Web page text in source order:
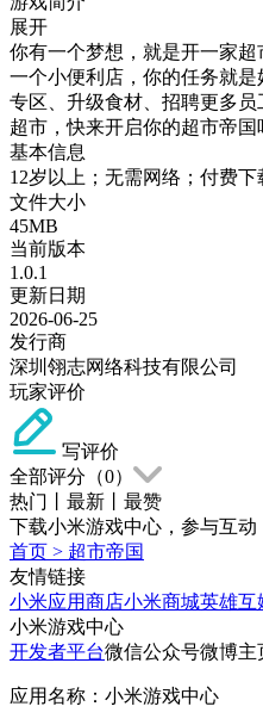
展开
你有一个梦想，就是开一家
一个小便利店，你的任务就
专区、升级食材、招聘更多
超市，快来开启你的超市帝国
基本信息
12岁以上；无需网络；付费下
文件大小
45MB
当前版本
1.0.1
更新日期
2026-06-25
发行商
深圳翎志网络科技有限公司
玩家评价
写评价
全部评分（0）
热门
最新
最赞
下载小米游戏中心，参与互动
首页 > 超市帝国
友情链接
小米应用商店小米商城英雄互
小米游戏中心
开发者平台微信公众号微博主
应用名称：小米游戏中心